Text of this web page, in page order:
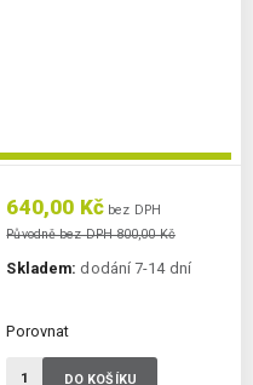
640,00 Kč bez DPH
Původně bez DPH 800,00 Kč
Skladem: dodání 7-14 dní
Porovnat
DO KOŠÍKU